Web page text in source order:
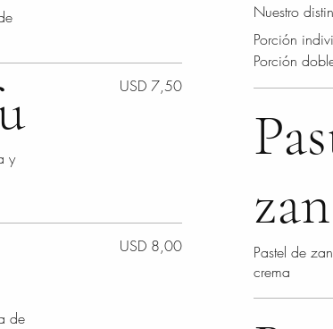
y
USD 7,50
de
USD 8,00
Nuestro
Porción
Porción
Pastel de
crema